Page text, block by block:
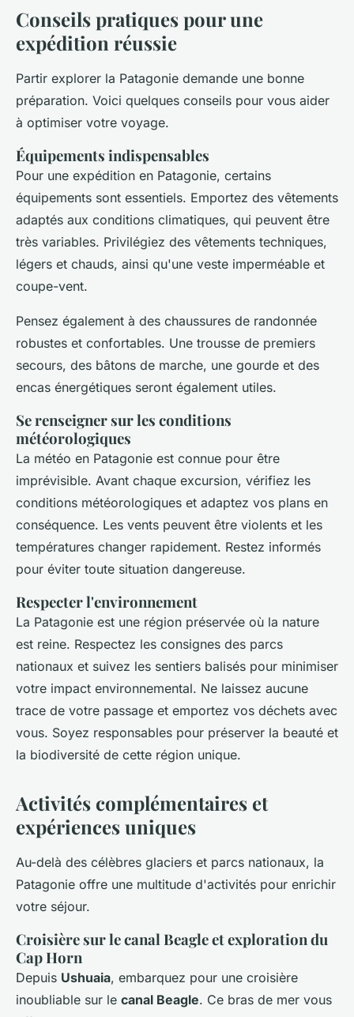
Conseils pratiques pour une
expédition réussie
Partir explorer la Patagonie demande une bonne
préparation. Voici quelques conseils pour vous aider
à optimiser votre voyage.
Équipements indispensables
Pour une expédition en Patagonie, certains
équipements sont essentiels. Emportez des vêtements
adaptés aux conditions climatiques, qui peuvent être
très variables. Privilégiez des vêtements techniques,
légers et chauds, ainsi qu'une veste imperméable et
coupe-vent.
Pensez également à des chaussures de randonnée
robustes et confortables. Une trousse de premiers
secours, des bâtons de marche, une gourde et des
encas énergétiques seront également utiles.
Se renseigner sur les conditions
météorologiques
La météo en Patagonie est connue pour être
imprévisible. Avant chaque excursion, vérifiez les
conditions météorologiques et adaptez vos plans en
conséquence. Les vents peuvent être violents et les
températures changer rapidement. Restez informés
pour éviter toute situation dangereuse.
Respecter l'environnement
La Patagonie est une région préservée où la nature
est reine. Respectez les consignes des parcs
nationaux et suivez les sentiers balisés pour minimiser
votre impact environnemental. Ne laissez aucune
trace de votre passage et emportez vos déchets avec
vous. Soyez responsables pour préserver la beauté et
la biodiversité de cette région unique.
Activités complémentaires et
expériences uniques
Au-delà des célèbres glaciers et parcs nationaux, la
Patagonie offre une multitude d'activités pour enrichir
votre séjour.
Croisière sur le canal Beagle et exploration du
Cap Horn
Depuis Ushuaia, embarquez pour une croisière
inoubliable sur le canal Beagle. Ce bras de mer vous